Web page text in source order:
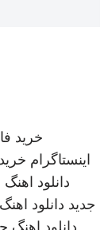
خرید
اینستاگرام
دانلود
جدید دانلود
دانلود اهنگ